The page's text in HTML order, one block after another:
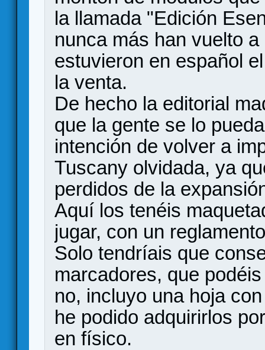
la llamada "Edición
nunca más han vuelto
estuvieron en español
la venta.
De hecho la editorial
que la gente se lo
intención de volver a
Tuscany olvidada, ya
perdidos de la
Aquí los tenéis
jugar, con un
Solo tendríais que
marcadores, que
no, incluyo una hoja
he podido adquirirlos
en físico.